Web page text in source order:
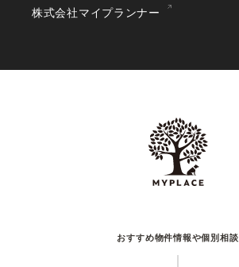
株式会社マイプランナー
おすすめ物件情報や個別相談